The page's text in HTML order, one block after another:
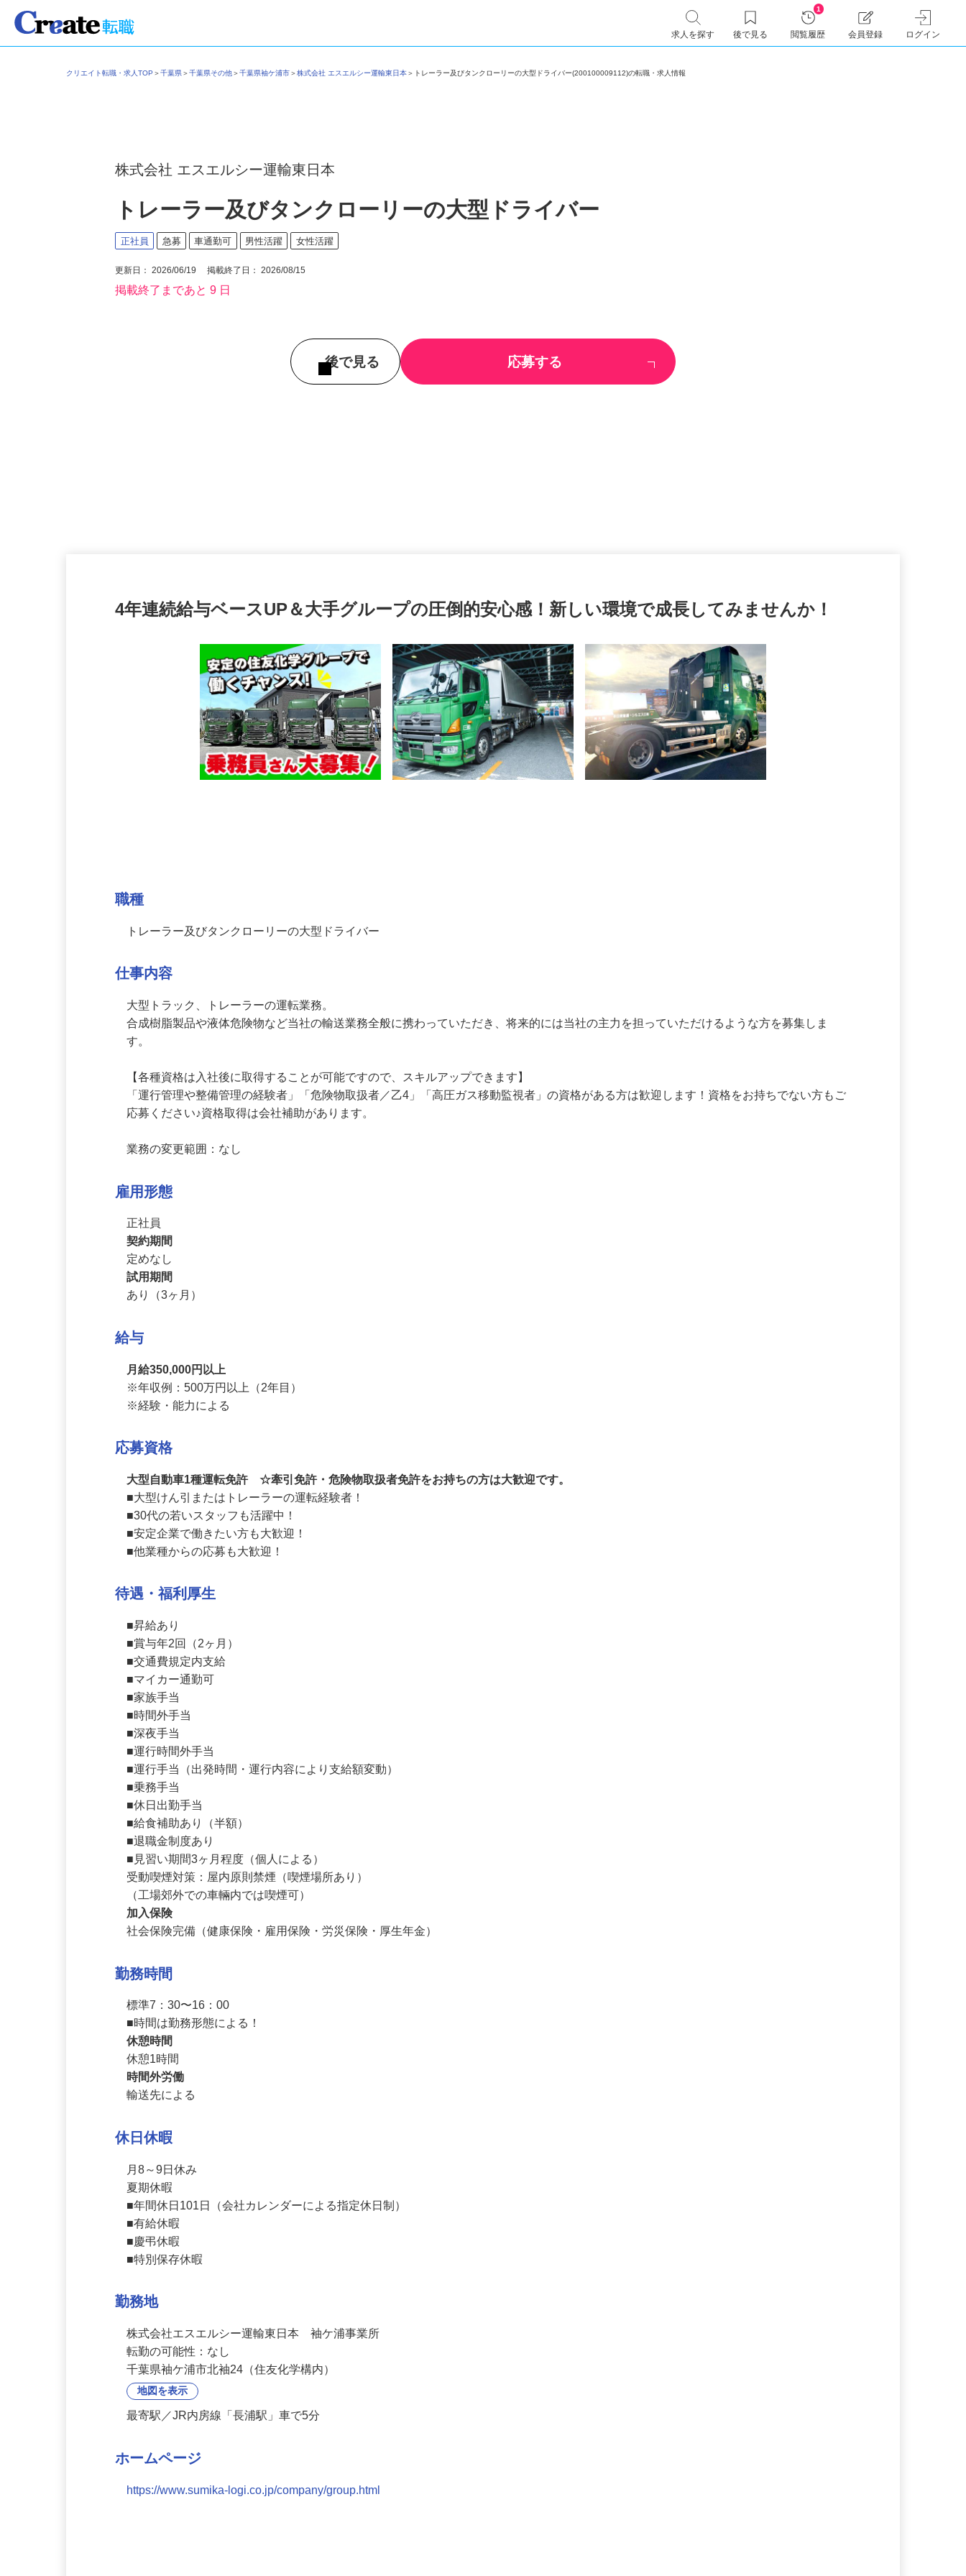
求人を探す 後で見る
1
閲覧履歴 会員登録 ログイン
クリエイト転職・求人TOP＞千葉県＞千葉県その他＞千葉県袖ケ浦市＞株式会社 エスエルシー運輸東日本 ＞ トレーラー及びタンクローリーの大型ドライバー(200100009112)の転職・求人情報
株式会社 エスエルシー運輸東日本
トレーラー及びタンクローリーの大型ドライバー
正社員 急募 車通勤可 男性活躍 女性活躍
更新日： 2026/06/19 掲載終了日： 2026/08/15
掲載終了まであと 9 日
後で見る 応募する
4年連続給与ベースUP＆大手グループの圧倒的安心感！新しい環境で成長してみませんか！
大型トラック、トレーラーの運転業務。
合成樹脂製品や液体危険物など当社の輸送業務全般に携わっていただき、将来的には当社の主力を担っていただけるような方を募集しま
【各種資格は入社後に取得することが可能ですので、スキルアップできます】
「運行管理や整備管理の経験者」「危険物取扱者／乙4」「高圧ガス移動監視者」の資格がある方は歓迎します！資格をお持ちでない方もご
正社員
契約期間
定めなし
試用期間
給与
月給350,000円以上
※年収例：500万円以上（2年目）
応募資格
大型自動車1種運転免許 ☆牽引免許・危険物取扱者免許をお持ちの方は大歓迎です。
■大型けん引またはトレーラーの運転経験者！
■30代の若いスタッフも活躍中！
■安定企業で働きたい方も大歓迎！
待遇・福利厚生
■昇給あり
■賞与年2回（2ヶ月）
■交通費規定内支給
■マイカー通勤可
■家族手当
■時間外手当
■深夜手当
■運行時間外手当
■運行手当（出発時間・運行内容により支給額変動）
■乗務手当
■休日出勤手当
■給食補助あり（半額）
■退職金制度あり
■見習い期間3ヶ月程度（個人による）
受動喫煙対策：屋内原則禁煙（喫煙場所あり）
（工場郊外での車輛内では喫煙可）
勤務時間
標準7：30〜16：00
■時間は勤務形態による！
休憩時間
休憩1時間
輸送先による
休日休暇
月8～9日休み
夏期休暇
■年間休日101日（会社カレンダーによる指定休日制）
■有給休暇
■特別保存休暇
勤務地
株式会社エスエルシー運輸東日本　袖ケ浦事業所
転勤の可能性：なし
千葉県袖ケ浦市北袖24（住友化学構内）
最寄駅／JR内房線「長浦駅」車で5分
ホームページ